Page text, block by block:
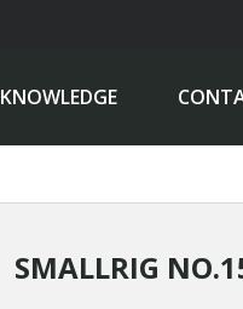
KNOWLEDGE
SMALLRIG